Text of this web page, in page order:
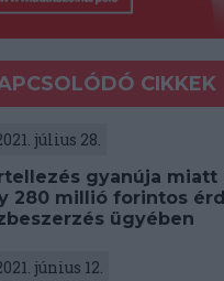
CIKKEK
július 28.
gyanúja miatt
280 millió forintos
ügyében
június 12.